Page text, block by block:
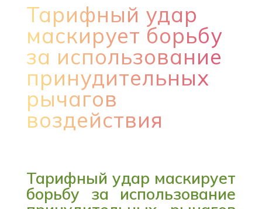
Тарифный удар
маскирует борьбу
за использование
принудительных
рычагов
воздействия
Тарифный удар маскирует
борьбу за использование